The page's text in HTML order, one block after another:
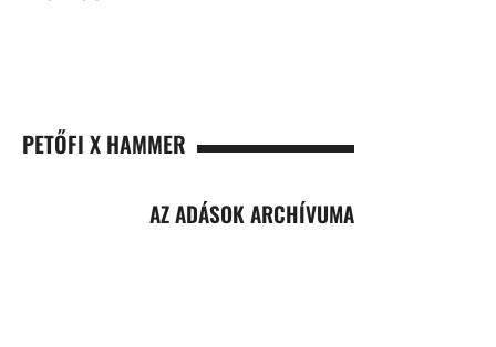
PETŐFI X HAMMER
AZ ADÁSOK ARCHÍVUMA